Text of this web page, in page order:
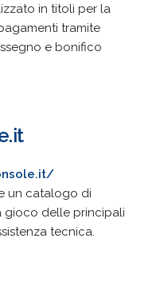
in titoli per la
tramite
e bonifico
un catalogo di
gioco delle principali
tecnica.